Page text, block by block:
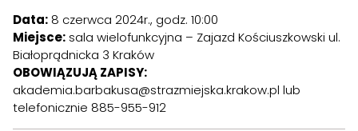
Data: 8 czerwca 2024r., godz. 10:00
Miejsce: sala wielofunkcyjna – Zajazd Kościuszkowski ul.
Białoprądnicka 3 Kraków
OBOWIĄZUJĄ ZAPISY:
akademia.barbakusa@strazmiejska.krakow.pl lub
telefonicznie 885-955-912